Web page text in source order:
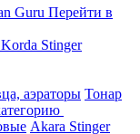
Guru Перейти в
Korda Stinger
аэраторы Тонар
Akara Stinger